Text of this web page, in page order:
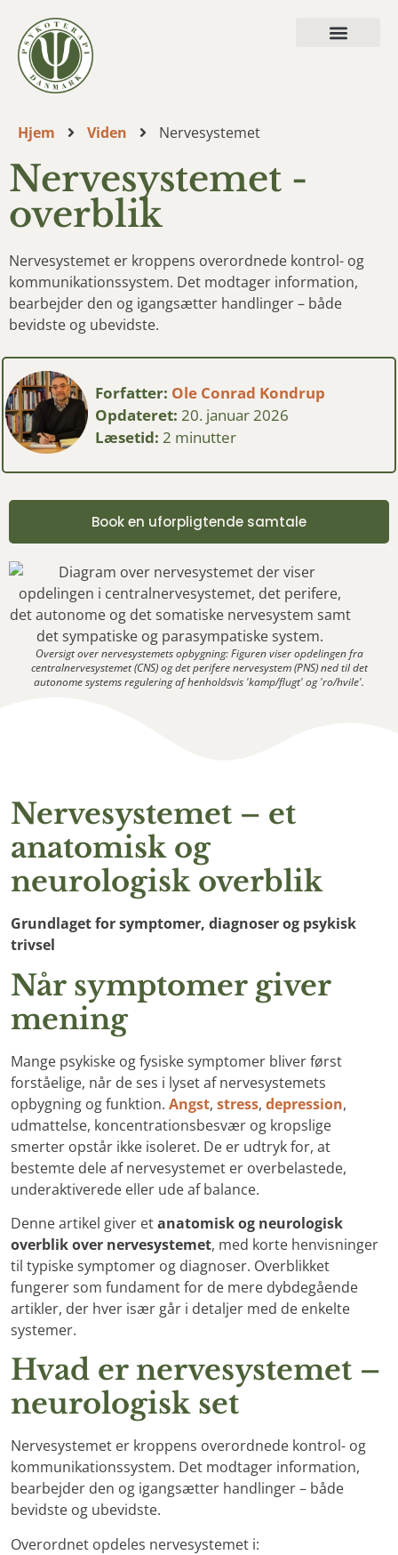
Hjem Viden Nervesystemet
Nervesystemet -
overblik
Nervesystemet er kroppens overordnede kontrol- og
kommunikationssystem. Det modtager information,
bearbejder den og igangsætter handlinger – både
bevidste og ubevidste.
Forfatter: Ole Conrad Kondrup
Opdateret: 20. januar 2026
Læsetid: 2 minutter
Book en uforpligtende samtale
Oversigt over nervesystemets opbygning: Figuren viser opdelingen fra
centralnervesystemet (CNS) og det perifere nervesystem (PNS) ned til det
autonome systems regulering af henholdsvis 'kamp/flugt' og 'ro/hvile'.
Nervesystemet – et
anatomisk og
neurologisk overblik
Grundlaget for symptomer, diagnoser og psykisk
trivsel
Når symptomer giver
mening
Mange psykiske og fysiske symptomer bliver først
forståelige, når de ses i lyset af nervesystemets
opbygning og funktion. Angst, stress, depression,
udmattelse, koncentrationsbesvær og kropslige
smerter opstår ikke isoleret. De er udtryk for, at
bestemte dele af nervesystemet er overbelastede,
underaktiverede eller ude af balance.
Denne artikel giver etanatomisk og neurologisk
overblik over nervesystemet, med korte henvisninger
til typiske symptomer og diagnoser. Overblikket
fungerer som fundament for de mere dybdegående
artikler, der hver især går i detaljer med de enkelte
systemer.
Hvad er nervesystemet –
neurologisk set
Nervesystemet er kroppens overordnede kontrol- og
kommunikationssystem. Det modtager information,
bearbejder den og igangsætter handlinger – både
bevidste og ubevidste.
Overordnet opdeles nervesystemet i: